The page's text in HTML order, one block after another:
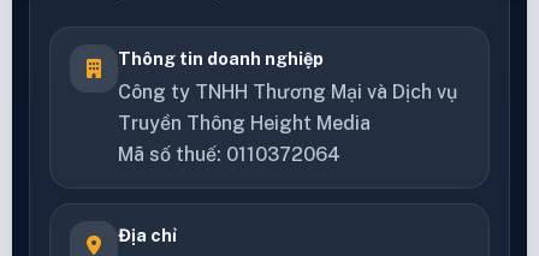
Thông tin doanh nghiệp
Công ty TNHH Thương Mại và Dịch vụ
Truyền Thông Height Media
Mã số thuế: 0110372064
Địa chỉ